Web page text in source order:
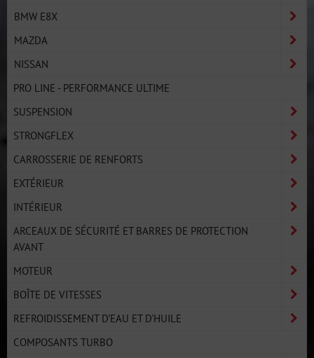
BMW E8X
MAZDA
NISSAN
PRO LINE - PERFORMANCE ULTIME
SUSPENSION
STRONGFLEX
CARROSSERIE DE RENFORTS
EXTÉRIEUR
INTÉRIEUR
ARCEAUX DE SÉCURITÉ ET BARRES DE PROTECTION
AVANT
MOTEUR
BOÎTE DE VITESSES
REFROIDISSEMENT D'EAU ET D'HUILE
COMPOSANTS TURBO